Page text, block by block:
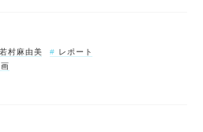
若村麻由美
レポート